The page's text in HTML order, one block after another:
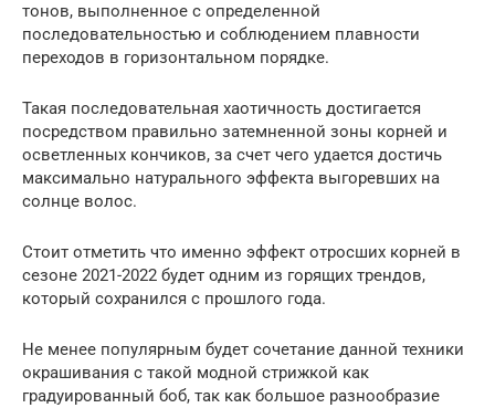
тонов, выполненное с определенной
последовательностью и соблюдением плавности
переходов в горизонтальном порядке.
Такая последовательная хаотичность достигается
посредством правильно затемненной зоны корней и
осветленных кончиков, за счет чего удается достичь
максимально натурального эффекта выгоревших на
солнце волос.
Стоит отметить что именно эффект отросших корней в
сезоне 2021-2022 будет одним из горящих трендов,
который сохранился с прошлого года.
Не менее популярным будет сочетание данной техники
окрашивания с такой модной стрижкой как
градуированный боб, так как большое разнообразие